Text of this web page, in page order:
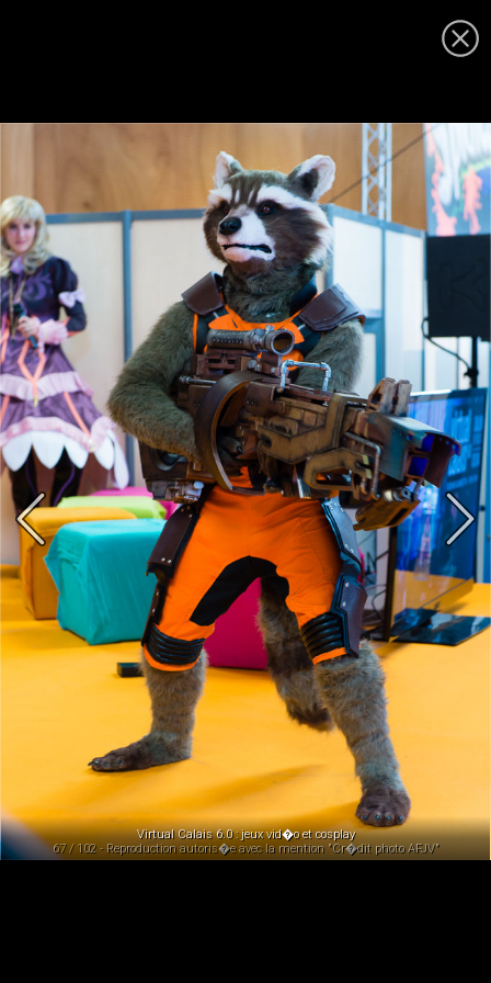
Virtual Calais 6.0 : jeux vid�o et cosplay
67 / 102 - Reproduction autoris�e avec la mention "Cr�dit photo AFJV"